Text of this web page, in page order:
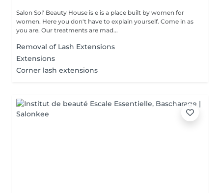
Salon Sol' Beauty House is e is a place built by women for
women. Here you don't have to explain yourself. Come in as
you are. Our treatments are mad...
Removal of Lash Extensions
Extensions
Corner lash extensions